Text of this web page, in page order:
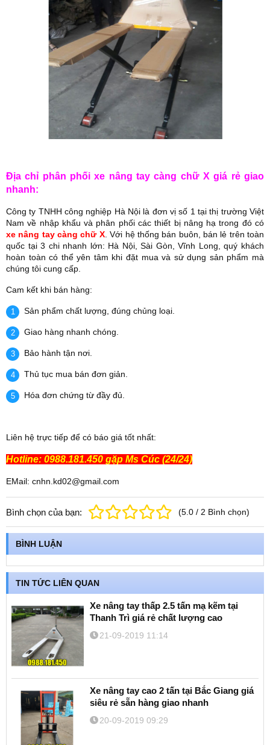
Địa chỉ phân phối xe nâng tay càng chữ X giá rẻ giao
nhanh:
Công ty TNHH công nghiệp Hà Nội là đơn vị số 1 tại thị trường Việt
Nam về nhập khẩu và phân phối các thiết bị nâng hạ trong đó có
xe nâng tay càng chữ X. Với hệ thống bán buôn, bán lẻ trên toàn
quốc tại 3 chi nhanh lớn: Hà Nội, Sài Gòn, Vĩnh Long, quý khách
hoàn toàn có thể yên tâm khi đặt mua và sử dụng sản phẩm mà
chúng tôi cung cấp.
Cam kết khi bán hàng:
Sản phẩm chất lượng, đúng chủng loại.
Giao hàng nhanh chóng.
Bảo hành tận nơi.
Thủ tục mua bán đơn giản.
Hóa đơn chứng từ đầy đủ.
Liên hệ trực tiếp để có báo giá tốt nhất:
Hotline: 0988.181.450 gặp Ms Cúc (24/24)
EMail: cnhn.kd02@gmail.com
Bình chọn của bạn: (5.0 / 2 Bình chọn)
BÌNH LUẬN
TIN TỨC LIÊN QUAN
Xe nâng tay thấp 2.5 tấn mạ kẽm tại
Thanh Trì giá rẻ chất lượng cao
21-09-2019 11:14
Xe nâng tay cao 2 tấn tại Bắc Giang giá
siêu rẻ sẵn hàng giao nhanh
20-09-2019 09:29